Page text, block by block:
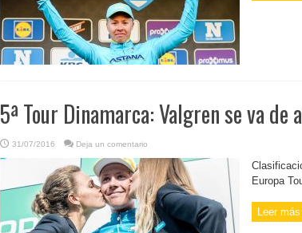
5ª Tour Dinamarca: Valgren se va de
31/07/2016 Deja un comentario
Europa
Leer